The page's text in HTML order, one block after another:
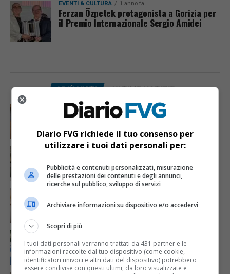
EVENTI & CULTURA 1 anno fa
Ferzan Özpetek protagonista a Gorizia per
il Premio Internazionale Sergio Amidei
I PIÙ VISTI ULTIME NOTIZIE
CRONACA & ATTUALITÀ 7 giorni fa
Mostravano vacanze e vestiti firmati sui social:
CRONACA & ATTUALITÀ 3 giorni fa
le frazioni sotto osservazione
Mattia Ranghetti muore a 29 anni dopo la
folgorazione alle Ferriere Nord di Osoppo
Arrivano 142 nuovi poliziotti in Friuli-Venezia Giulia:
61 saranno assegnati a Trieste
Diario FVG richiede il tuo consenso per
utilizzare i tuoi dati personali per:
Pubblicità e contenuti personalizzati, misurazione
delle prestazioni dei contenuti e degli annunci,
ricerche sul pubblico, sviluppo di servizi
Archiviare informazioni su dispositivo e/o accedervi
Scopri di più
I tuoi dati personali verranno trattati da 431 partner e le
informazioni raccolte dal tuo dispositivo (come cookie,
identificatori univoci e altri dati del dispositivo) potrebbero
essere condivise con questi ultimi, da loro visualizzate e